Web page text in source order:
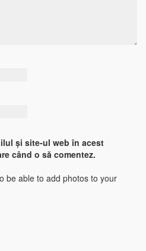
și site-ul web în acest
când o să comentez.
be able to add photos to your